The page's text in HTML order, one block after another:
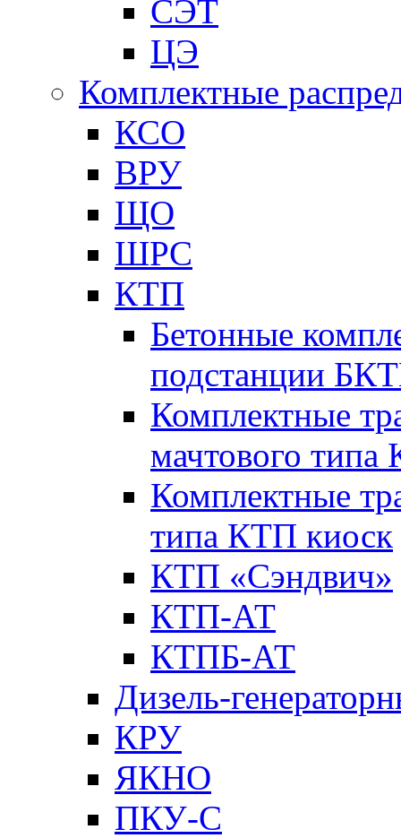
СЭТ
ЦЭ
Комплектные
КСО
ВРУ
ЩО
ШРС
КТП
Бетонные
подстанции
Комплектные
мачтового
Комплектные
типа КТП киоск
КТП «Сэндвич»
КТП-АТ
КТПБ-АТ
Дизель-
КРУ
ЯКНО
ПКУ-С